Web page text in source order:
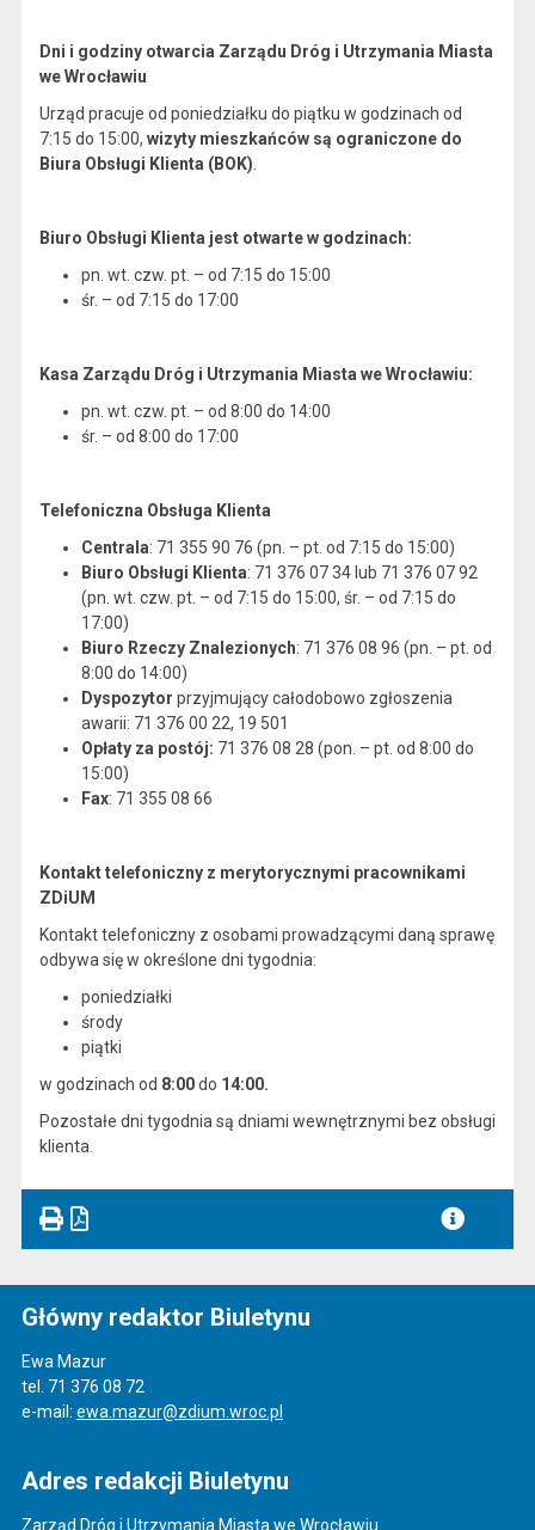
Dni i godziny otwarcia Zarządu Dróg i Utrzymania Miasta
we Wrocławiu
Urząd pracuje od poniedziałku do piątku w godzinach od
7:15 do 15:00, wizyty mieszkańców są ograniczone do
Biura Obsługi Klienta (BOK)
Biuro Obsługi Klienta jest otwarte w godzinach:
pn. wt. czw. pt. – od 7:15 do 15:00
śr. – od 7:15 do 17:00
Kasa Zarządu Dróg i Utrzymania Miasta we Wrocławiu:
pn. wt. czw. pt. – od 8:00 do 14:00
śr. – od 8:00 do 17:00
Telefoniczna Obsługa Klienta
Centrala: 71 355 90 76 (pn. – pt. od 7:15 do 15:00)
Biuro Obsługi Klienta: 71 376 07 34 lub 71 376 07 92
(pn. wt. czw. pt. – od 7:15 do 15:00, śr. – od 7:15 do
17:00)
Biuro Rzeczy Znalezionych: 71 376 08 96 (pn. – pt. od
8:00 do 14:00)
Dyspozytor przyjmujący całodobowo zgłoszenia
awarii: 71 376 00 22, 19 501
Opłaty za postój: 71 376 08 28 (pon. – pt. od 8:00 do
15:00)
Fax: 71 355 08 66
Kontakt telefoniczny z merytorycznymi pracownikami
ZDiUM
Kontakt telefoniczny z osobami prowadzącymi daną sprawę
odbywa się w określone dni tygodnia:
poniedziałki
środy
piątki
w godzinach od 8:00do 14:00.
Pozostałe dni tygodnia są dniami wewnętrznymi bez obsługi
klienta.
Główny redaktor Biuletynu
Ewa Mazur
tel. 71 376 08 72
e-mail: ewa.mazur@zdium.wroc.pl
Adres redakcji Biuletynu
Zarząd Dróg i Utrzymania Miasta we Wrocławiu